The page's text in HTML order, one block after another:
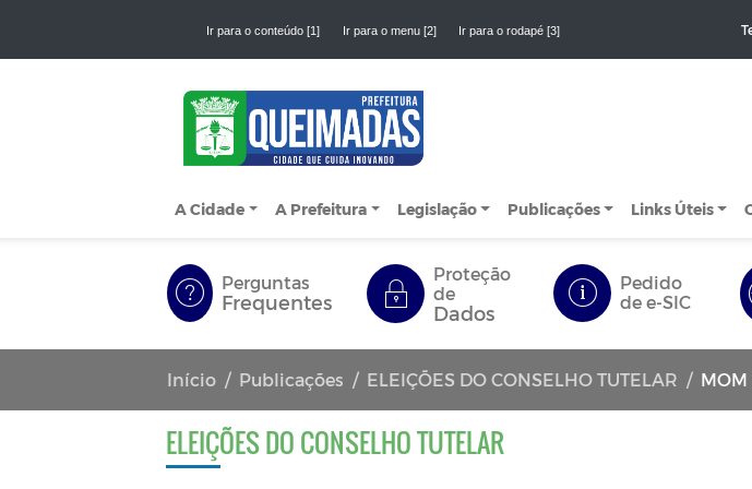
Ir para o conteúdo [1] Ir para o menu [2] Ir para o rodapé [3]
A Cidade A Prefeitura Legislação Publicações Links Úteis
Perguntas
Frequentes
Proteção
de
Dados
Pedido
de e-SIC
Início Publicações ELEIÇÕES DO CONSELHO TUTELAR MOM
ELEIÇÕES DO CONSELHO TUTELAR